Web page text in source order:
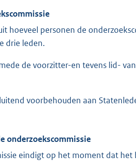
hoeveel personen de
drie leden.
de voorzitter-en tevens lid-
voorbehouden aan
onderzoekscommissie
eindigt op het moment dat